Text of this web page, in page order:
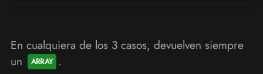
En cualquiera de los 3 casos, devuelven siempre
un
.